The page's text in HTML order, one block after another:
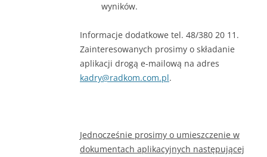
wyników.
Informacje dodatkowe tel. 48/380 20 11.
Zainteresowanych prosimy o składanie
aplikacji drogą e-mailową na adres
kadry@radkom.com.pl.
Jednocześnie prosimy o umieszczenie w
dokumentach aplikacyjnych następującej